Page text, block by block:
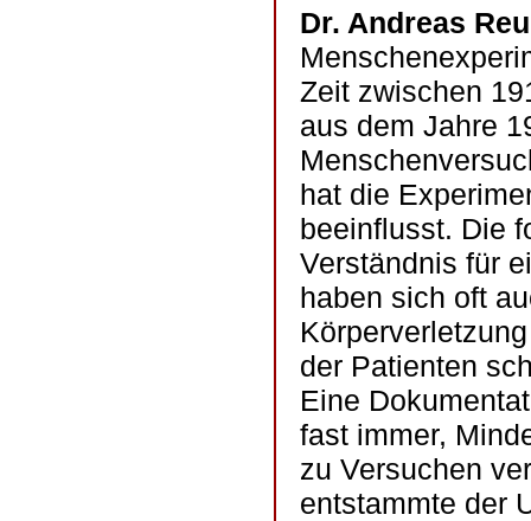
Dr. Andreas
Zeit zwischen
aus dem Jahre
hat die
beeinflusst. Die
Verständnis für
haben sich oft
der Patienten
Eine
fast immer,
zu Versuchen
entstammte der